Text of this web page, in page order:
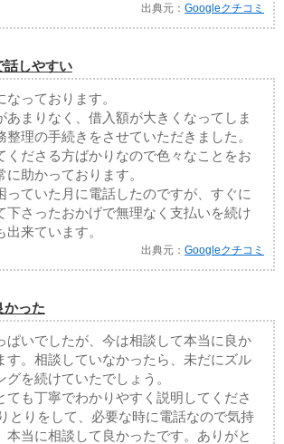
出典元：Googleクチコミ
話しやすい
っております。
あまりなく、借入額が大きくなってしま
整理の手続きをさせていただきました。
くださる方ばかりなので色々なことをお
助かっております。
っていた月に電話したのですが、すぐに
下さったおかげで無理なく支払いを続け
来ています。
出典元：Googleクチコミ
かった
ぱいでしたが、今は相談して本当に良か
す。相談していなかったら、未だにズル
グを続けていたでしょう。
ても丁寧でわかりやすく説明してくださ
とりをして、必要な時に電話なので気持
本当に相談して良かったです。ありがと